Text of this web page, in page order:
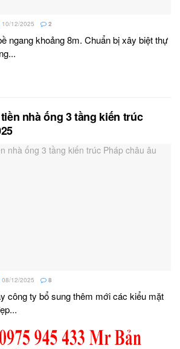
10/12/2025 2
ngang khoảng 8m. Chuẩn bị xây biệt thự
nhà ống 3 tầng kiến trúc
08/12/2025 8
công ty bổ sung thêm mới các kiểu mặt